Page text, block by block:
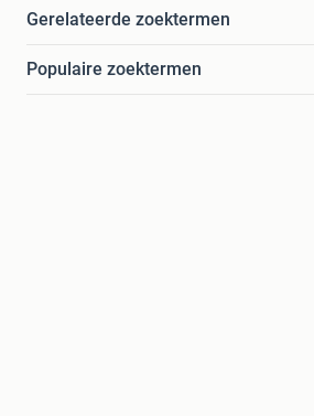
Gerelateerde zoektermen
Populaire zoektermen